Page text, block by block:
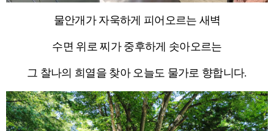
물안개가 자욱하게 피어오르는 새벽
수면 위로 찌가 중후하게 솟아오르는
그 찰나의 희열을 찾아 오늘도 물가로 향합니다.